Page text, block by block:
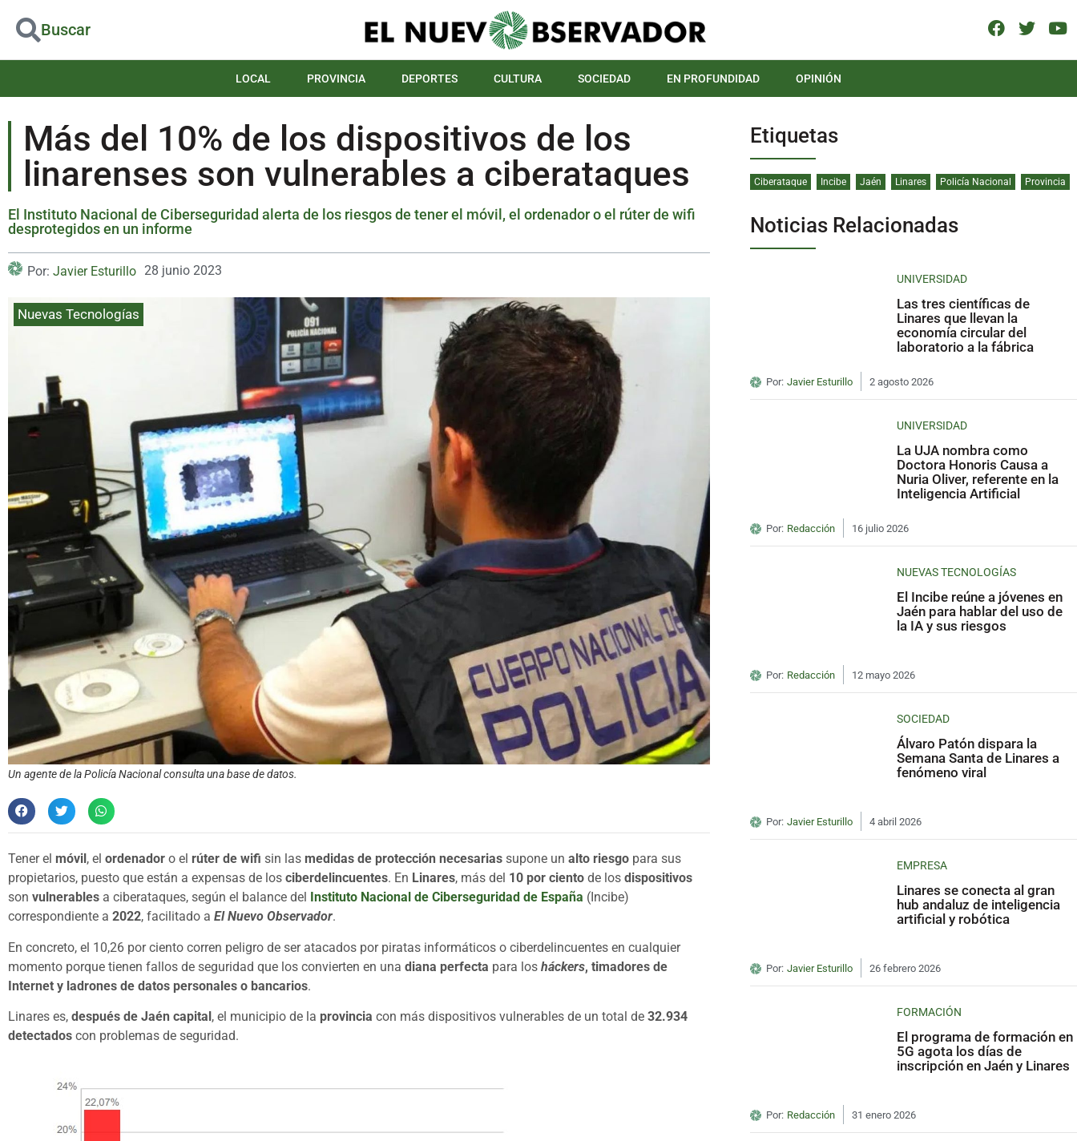
Buscar
LOCAL PROVINCIA DEPORTES CULTURA SOCIEDAD EN PROFUNDIDAD OPINIÓN
Más del 10% de los dispositivos de los
linarenses son vulnerables a ciberataques
El Instituto Nacional de Ciberseguridad alerta de los riesgos de tener el móvil, el ordenador o el rúter de wifi
desprotegidos en un informe
Por: Javier Esturillo 28 junio 2023
Nuevas Tecnologías
Un agente de la Policía Nacional consulta una base de datos.
Tener el móvil , el ordenador o el rúter de wifi sin las medidas de protección necesarias supone un alto riesgo para sus
propietarios, puesto que están a expensas de los ciberdelincuentes. En Linares, más del 10 por ciento de los dispositivos
son vulnerables a ciberataques, según el balance del Instituto Nacional de Ciberseguridad de España (Incibe)
correspondiente a 2022, facilitado a El Nuevo Observador.
En concreto, el 10,26 por ciento corren peligro de ser atacados por piratas informáticos o ciberdelincuentes en cualquier
momento porque tienen fallos de seguridad que los convierten en una diana perfecta para los háckers, timadores de
Internet y ladrones de datos personales o bancarios.
Linares es, después de Jaén capital, el municipio de la provincia con más dispositivos vulnerables de un total de 32.934
detectados con problemas de seguridad.
Etiquetas
Ciberataque Incibe Jaén Linares Policía Nacional Provincia
Noticias Relacionadas
UNIVERSIDAD
Las tres científicas de
Linares que llevan la
economía circular del
laboratorio a la fábrica
Por: Javier Esturillo 2 agosto 2026
UNIVERSIDAD
La UJA nombra como
Doctora Honoris Causa a
Nuria Oliver, referente en la
Inteligencia Artificial
Por: Redacción 16 julio 2026
NUEVAS TECNOLOGÍAS
El Incibe reúne a jóvenes en
Jaén para hablar del uso de
la IA y sus riesgos
Por: Redacción 12 mayo 2026
SOCIEDAD
Álvaro Patón dispara la
Semana Santa de Linares a
fenómeno viral
Por: Javier Esturillo 4 abril 2026
EMPRESA
Linares se conecta al gran
hub andaluz de inteligencia
artificial y robótica
Por: Javier Esturillo 26 febrero 2026
FORMACIÓN
El programa de formación en
5G agota los días de
inscripción en Jaén y Linares
Por: Redacción 31 enero 2026